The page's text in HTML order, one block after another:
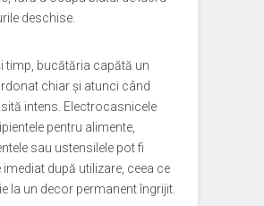
deschise.
timp, bucătăria capătă un
chiar și atunci când
intens. Electrocasnicele
pentru alimente,
sau ustensilele pot fi
după utilizare, ceea ce
la un decor permanent îngrijit.